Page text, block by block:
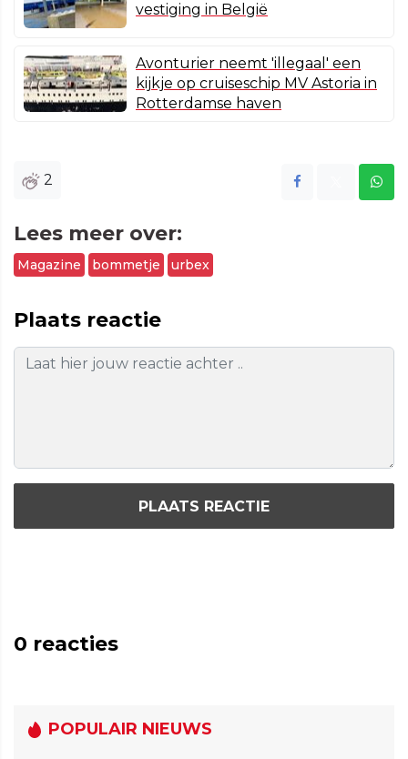
vestiging in België
Avonturier neemt 'illegaal' een
kijkje op cruiseschip MV Astoria in
Rotterdamse haven
2
Lees meer over:
Magazine bommetje urbex
Plaats reactie
PLAATS REACTIE
0 reacties
POPULAIR NIEUWS